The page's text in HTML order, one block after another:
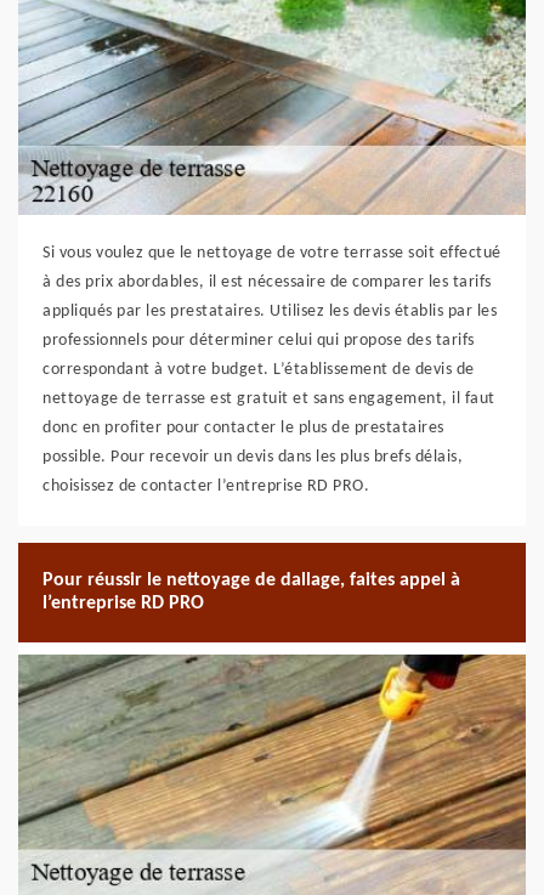
Si vous voulez que le nettoyage de votre terrasse soit effectué
à des prix abordables, il est nécessaire de comparer les tarifs
appliqués par les prestataires. Utilisez les devis établis par les
professionnels pour déterminer celui qui propose des tarifs
correspondant à votre budget. L’établissement de devis de
nettoyage de terrasse est gratuit et sans engagement, il faut
donc en profiter pour contacter le plus de prestataires
possible. Pour recevoir un devis dans les plus brefs délais,
choisissez de contacter l’entreprise RD PRO.
Pour réussir le nettoyage de dallage, faites appel à
l’entreprise RD PRO